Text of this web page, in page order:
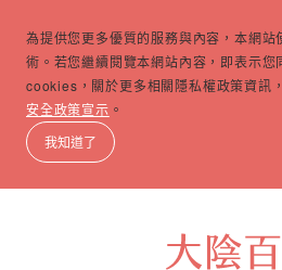
為提供您更多優質的服務與內容，本網
術。若您繼續閱覽本網站內容，即表示您
cookies，關於更多相關隱私權政策資訊
安全政策宣示 。
我知道了